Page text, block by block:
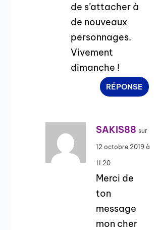
de s’attacher à
de nouveaux
personnages.
Vivement
dimanche !
RÉPONSE
SAKIS88 sur
12 octobre 2019 à
11:20
Merci de
ton
message
mon cher